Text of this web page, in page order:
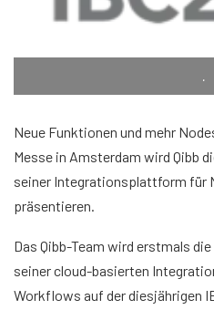
.
Neue Funktionen und mehr
Messe in Amsterdam wird Qibb
seiner Integrationsplattform für
präsentieren.
Das Qibb-Team wird erstmals
seiner cloud-basierten
Workflows auf der diesjährigen